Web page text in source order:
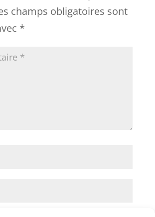
champs obligatoires sont
*